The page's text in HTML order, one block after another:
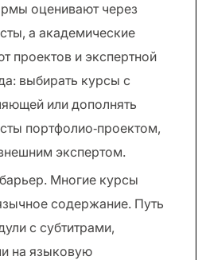
оценивают через
а академические
проектов и экспертной
выбирать курсы с
или дополнять
портфолио‑проектом,
экспертом.
Многие курсы
содержание. Путь
с субтитрами,
на языковую